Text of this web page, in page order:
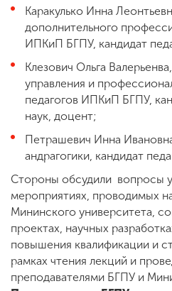
Каракулько Инна
дополнительного
ИПКиП БГПУ, кандидат
Клезович Ольга
управления и
педагогов ИПКиП БГПУ,
наук, доцент;
Петрашевич Инна
андрагогики, кандидат
Стороны обсудили вопросы
мероприятиях, проводимых
Мининского университета,
проектах, научных
повышения квалификации и
рамках чтения лекций и
преподавателями БГПУ и